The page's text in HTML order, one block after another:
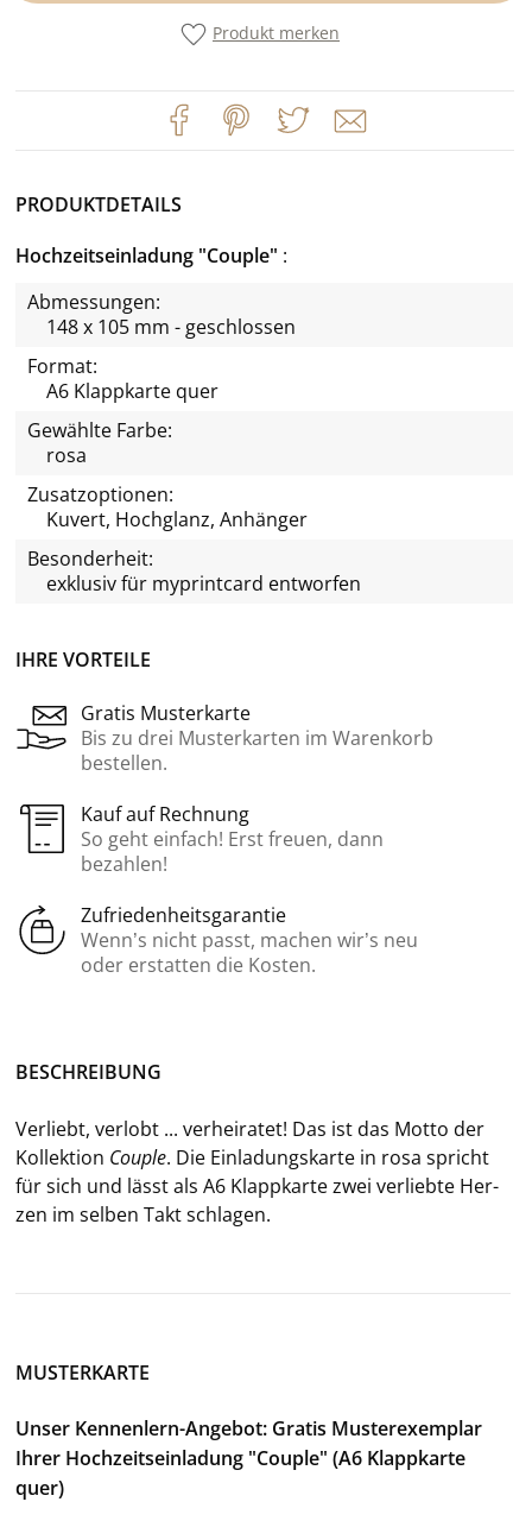
Produkt merken
IHRE VORTEILE
Gratis Musterkarte
Bis zu drei Musterkarten im Warenkorb
bestellen.
Kauf auf Rechnung
So geht einfach! Erst freuen, dann
bezahlen!
Zufriedenheitsgarantie
Wenn’s nicht passt, machen wir’s neu
oder erstatten die Kosten.
PRODUKTDETAILS
Hochzeitseinladung "Couple"
Abmessungen:
148 x 105 mm - geschlossen
Format:
A6 Klappkarte quer
Gewählte Farbe:
rosa
Zusatzoptionen:
Kuvert, Hochglanz, Anhänger
Besonderheit:
exklusiv für myprintcard entworfen
BE­SCHREI­BUNG
Ver­liebt, ver­lobt ... ver­hei­ra­tet! Das ist das Motto der
Kol­lek­ti­on Coup­le. Die Ein­la­dungs­kar­te in rosa spricht
für sich und lässt als A6 Klapp­kar­te zwei ver­lieb­te Her­
zen im sel­ben Takt schla­gen.
MUSTERKARTE
Unser Kennenlern-Angebot: Gratis Musterexemplar
Ihrer Hochzeitseinladung "Couple" (A6 Klappkarte
quer)